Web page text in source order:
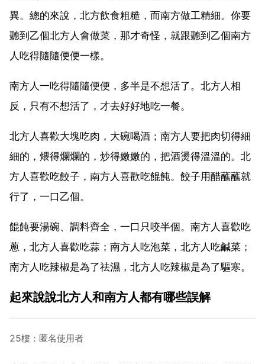
異。總的來說，北方飲食粗糙，而南方做工精細。你要
聽到乙個北方人會做菜，那才奇怪，就跟聽到乙個南方
人吃得隨隨便便一樣。
南方人一吃得隨隨便便，多半是不想活了。北方人相
反，只有不想活了，才去好好地吃一餐。
北方人喜歡大塊吃肉，大碗喝酒；南方人要把肉切得細
細的，煨得爛爛的，炒得嫩嫩的，把酒燙得溫溫的。北
方人喜歡吃餃子，南方人喜歡吃餛飩。餃子用醋蘸蘸就
行了，一口乙個。
餛飩要湯碗、調料齊全，一口只咬半個。南方人喜歡吃
蔥，北方人喜歡吃蒜；南方人吃泡菜，北方人吃鹹菜；
南方人吃辣椒是為了祛濕，北方人吃辣椒是為了驅寒。
起來說說北方人和南方人都有哪些誤解
25樓：匿名使用者